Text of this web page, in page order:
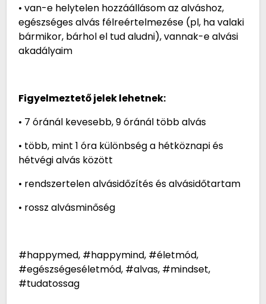
• van-e helytelen hozzáállásom az alváshoz,
egészséges alvás félreértelmezése (pl, ha valaki
bármikor, bárhol el tud aludni), vannak-e alvási
akadályaim
Figyelmeztető jelek lehetnek:
• 7 óránál kevesebb, 9 óránál több alvás
• több, mint 1 óra különbség a hétköznapi és
hétvégi alvás között
• rendszertelen alvásidőzítés és alvásidőtartam
• rossz alvásminőség
#happymed, #happymind, #életmód,
#egészségeséletmód, #alvas, #mindset,
#tudatossag